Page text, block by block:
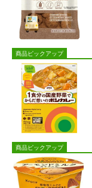
商品ピックアップ
商品ピックアップ